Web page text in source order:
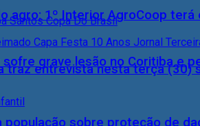
sofre grave lesão no Coritiba e
agro: 1º Interior AgroCoop
traz entrevista nesta terça (30)
população sobre proteção de